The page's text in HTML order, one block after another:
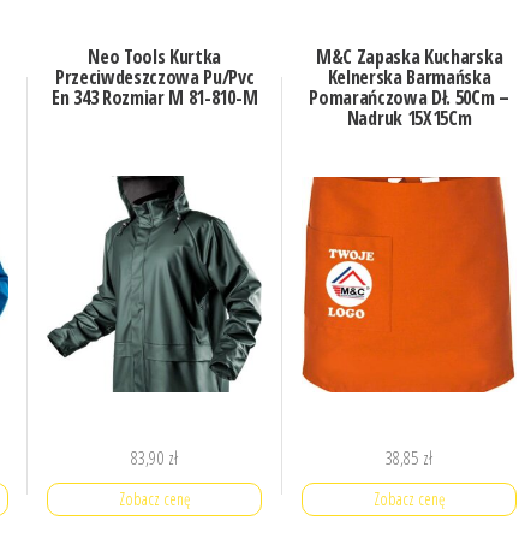
Neo Tools Kurtka
Przeciwdeszczowa Pu/Pvc
En 343 Rozmiar M 81-810-M
83,90 zł
Zobacz cenę
M&C Zapaska Kucharska
Kelnerska Barmańska
Pomarańczowa Dł. 50Cm –
Nadruk 15X15Cm
38,85 zł
Zobacz cenę